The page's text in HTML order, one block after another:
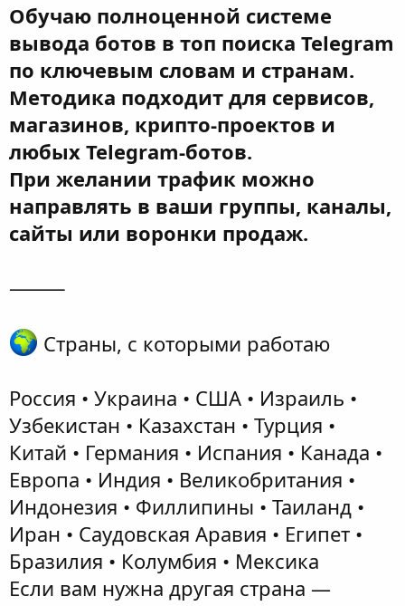
Обучаю полноценной системе
вывода ботов в топ поиска Telegram
по ключевым словам и странам.
Методика подходит для сервисов,
магазинов, крипто-проектов и
любых Telegram-ботов.
При желании трафик можно
направлять в ваши группы, каналы,
сайты или воронки продаж.
⸻
Страны, с которыми работаю
Россия • Украина • США • Израиль •
Узбекистан • Казахстан • Турция •
Китай • Германия • Испания • Канада •
Европа • Индия • Великобритания •
Индонезия • Филлипины • Таиланд •
Иран • Саудовская Аравия • Египет •
Бразилия • Колумбия • Мексика
Если вам нужна другая страна —